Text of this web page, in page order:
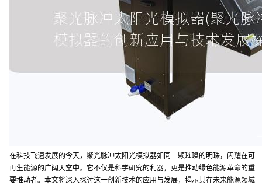
在科技飞速发展的今天，聚光脉冲太阳光模拟器如同一颗璀璨的明珠，闪耀在可
再生能源的广阔天空中。它不仅是科学研究的利器，更是推动绿色能源革命的重
要推动者。本文将深入探讨这一创新技术的应用与发展，揭示其在未来能源领域